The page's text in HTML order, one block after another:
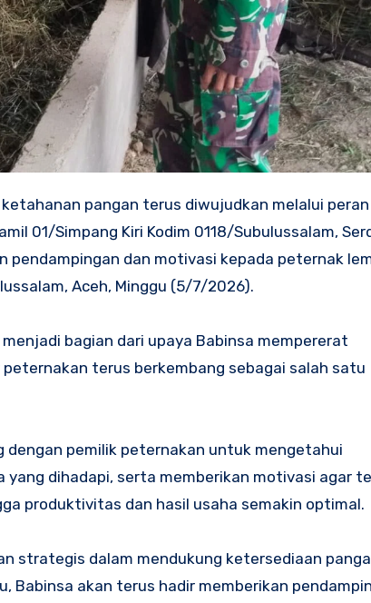
pangan terus diwujudkan melalui
01/Simpang Kiri Kodim 0118/Subulussalam,
pendampingan dan motivasi kepada peternak
Aceh, Minggu (5/7/2026).
bagian dari upaya Babinsa mempererat
terus berkembang sebagai salah satu
dengan pemilik peternakan untuk mengetahui
yang dihadapi, serta memberikan motivasi agar
produktivitas dan hasil usaha semakin optimal.
strategis dalam mendukung ketersediaan
Babinsa akan terus hadir memberikan